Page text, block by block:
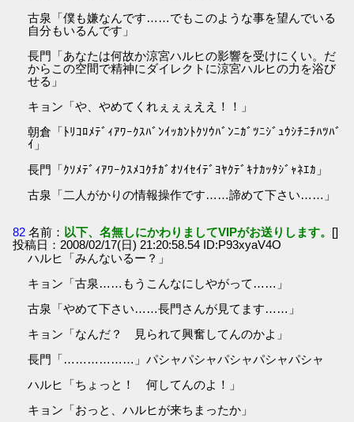
古泉「僕も嫌なんです……でもこのような事を望んでいる
自分もいるんです」
長門「あなたは何故か涼宮ハルヒの影響を受けにくい。だ
からこの空間で精神にダイレクトに涼宮ハルヒの力を浴び
せる」
キョン「や、やめてくれぇぇぇええ！！」
朝倉「ﾄﾘｺﾛﾒﾃﾞｨｱﾜｰｸｽﾊﾞﾝｲｯｶﾝﾄｸｿｳﾊﾞﾝﾆｶﾞﾂﾆｼﾞｭｳｼﾁﾆﾁﾊﾂﾊﾞ
ｲ」
長門「ｸｿﾒﾃﾞｨｱﾜｰｸｽﾒｺｸﾁｶﾞｵｿｲｾｲﾃﾞﾖﾔｸﾃﾞｷﾅｶｯﾀｼﾞｬﾈｴｶ」
古泉「二人がかりの情報操作です……諦めて下さい……」
82 名前： 以下、名無しにかわりましてVIPがお送りします。 []
投稿日：2008/02/17(日) 21:20:58.54 ID:P93xyaV4O
ハルヒ「みんないるー？」
キョン「古泉……もうこんなにしやがって……」
古泉「やめて下さい……長門さんが見てます……」
キョン「なんだ？ 見られて興奮してんのかよ」
長門「………………」パシャパシャパシャパシャパシャ
ハルヒ「ちょっと！ 何してんのよ！」
キョン「おっと、ハルヒが来ちまったか」